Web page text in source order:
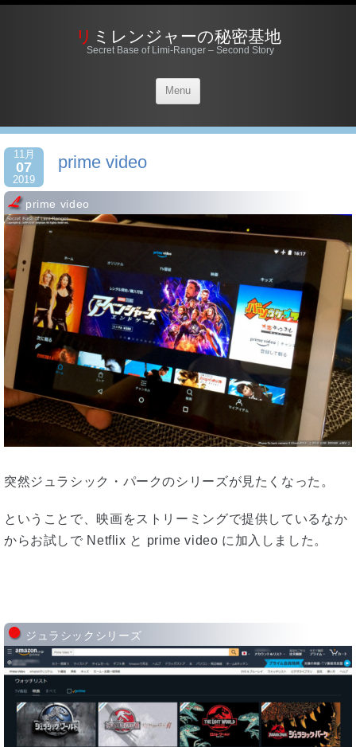
リミレンジャーの秘密基地
Secret Base of Limi-Ranger – Second Story
Menu
11月
07
2019
prime video
prime video
突然ジュラシック・パークのシリーズが見たくなった。
ということで、映画をストリーミングで提供しているなか
からお試しで Netflix と prime video に加入しました。
ジュラシックシリーズ